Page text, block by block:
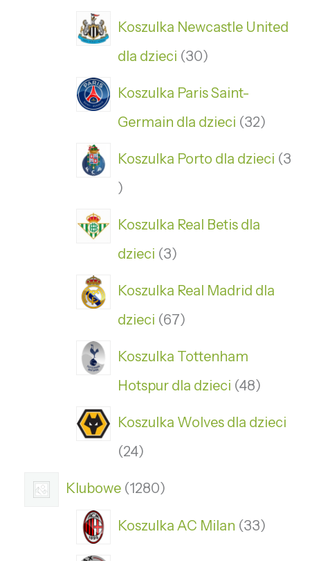
Koszulka Newcastle United
dla dzieci 30
Koszulka Paris Saint-
Germain dla dzieci 32
Koszulka Porto dla dzieci 3
Koszulka Real Betis dla
dzieci 3
Koszulka Real Madrid dla
dzieci 67
Koszulka Tottenham
Hotspur dla dzieci 48
Koszulka Wolves dla dzieci
24
Klubowe 1280
Koszulka AC Milan 33